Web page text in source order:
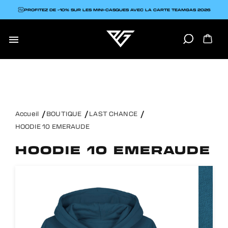

PROFITEZ DE -10% SUR LES MINI-CASQUES AVEC LA CARTE TEAMGAS 2026
Accueil BOUTIQUE
LAST CHANCE
HOODIE 10 EMERAUDE
HOODIE 10 EMERAUDE